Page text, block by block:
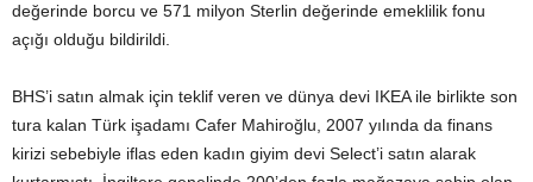
değerinde borcu ve 571 milyon Sterlin değerinde emeklilik fonu
açığı olduğu bildirildi.
BHS’i satın almak için teklif veren ve dünya devi IKEA ile birlikte son
tura kalan Türk işadamı Cafer Mahiroğlu, 2007 yılında da finans
kirizi sebebiyle iflas eden kadın giyim devi Select’i satın alarak